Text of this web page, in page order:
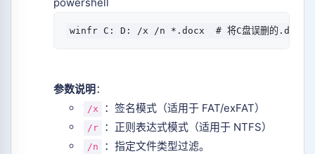
参数说明：
/x ：签名模式（适用于 FAT/exFAT）
/r ：正则表达式模式（适用于 NTFS）
/n ：指定文件类型过滤。